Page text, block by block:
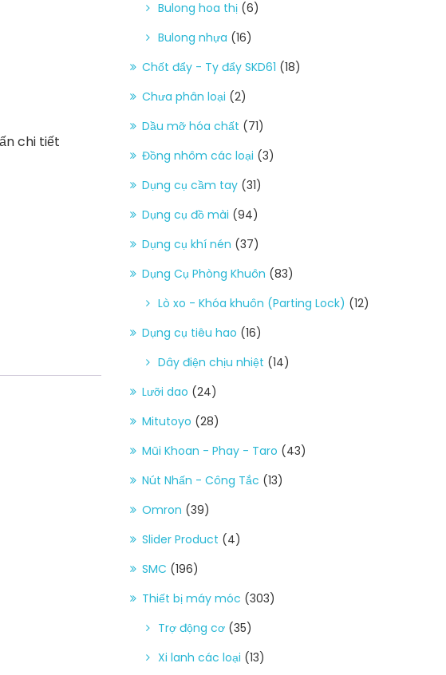
chi tiết
Bulong hoa thị (6)
Bulong nhựa (16)
Chốt đẩy - Ty đẩy SKD61 (18)
Chưa phân loại (2)
Dầu mỡ hóa chất (71)
Đồng nhôm các loại (3)
Dụng cụ cầm tay (31)
Dụng cụ đồ mài (94)
Dụng cụ khí nén (37)
Dụng Cụ Phòng Khuôn (83)
Lò xo - Khóa khuôn (Parting Lock) (12)
Dụng cụ tiêu hao (16)
Dây điện chịu nhiệt (14)
Lưỡi dao (24)
Mitutoyo (28)
Mũi Khoan - Phay - Taro (43)
Nút Nhấn - Công Tắc (13)
Omron (39)
Slider Product (4)
SMC (196)
Thiết bị máy móc (303)
Trợ động cơ (35)
Xi lanh các loại (13)